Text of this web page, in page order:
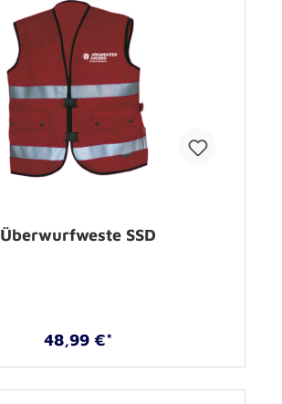
Überwurfweste SSD
48,99 €*